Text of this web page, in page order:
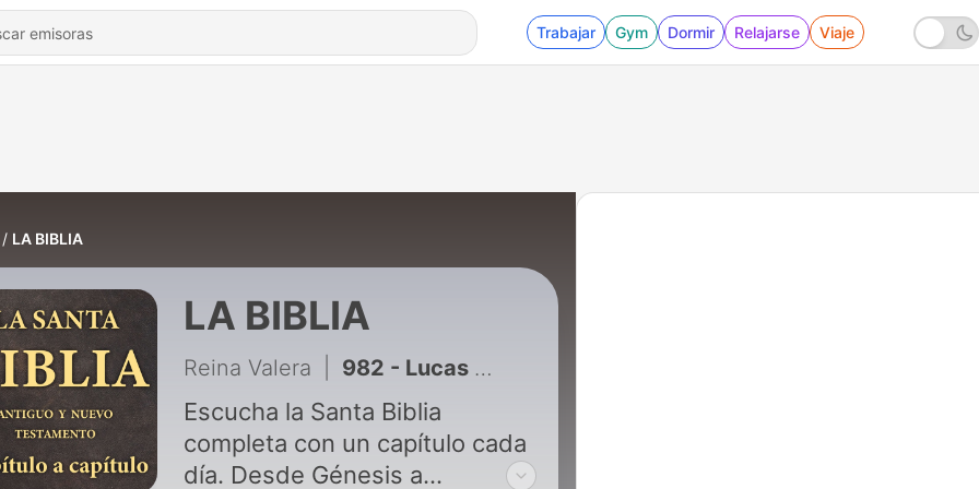
Trabajar Gym Dormir Relajarse Viaje
LA BIBLIA
LA BIBLIA
Reina Valera 982 - Lucas 9 - Misión de los doce discípulos · Muerte de Juan el Bautista · Alimentación de los cinco mil · La confesión de Pedro · Jesús anuncia su muerte · La transfiguración
Escucha la Santa Biblia
completa con un capítulo cada
día. Desde Génesis a